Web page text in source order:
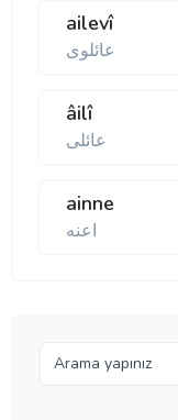
ailevî
عائلوى
âilî
عائلى
ainne
اعنه